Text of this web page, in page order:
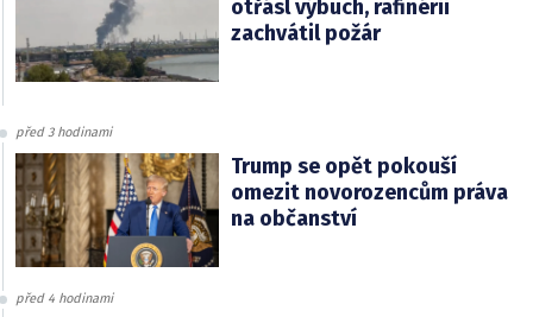
otřásl výbuch, rafinérii
zachvátil požár
před 3 hodinami
Trump se opět pokouší
omezit novorozencům práva
na občanství
před 4 hodinami